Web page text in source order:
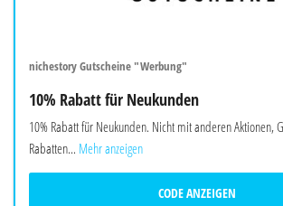
nichestory Gutscheine "Werbung"
10% Rabatt für Neukunden
10% Rabatt für Neukunden. Nicht mit anderen Aktionen,
Rabatten... Mehr anzeigen
CODE ANZEIGEN